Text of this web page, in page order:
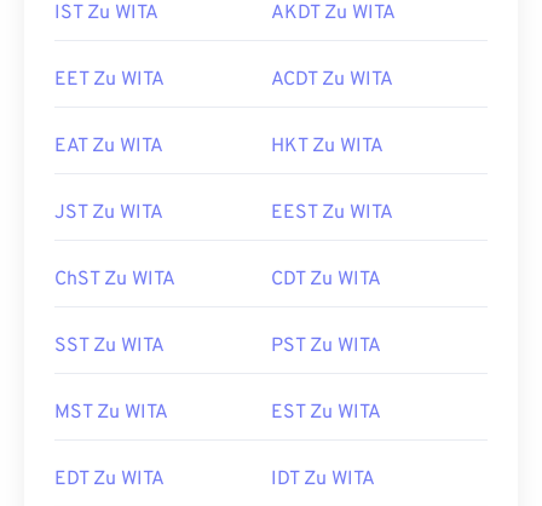
IST Zu WITA AKDT Zu WITA
EET Zu WITA ACDT Zu WITA
EAT Zu WITA HKT Zu WITA
JST Zu WITA EEST Zu WITA
ChST Zu WITA CDT Zu WITA
SST Zu WITA PST Zu WITA
MST Zu WITA EST Zu WITA
EDT Zu WITA IDT Zu WITA